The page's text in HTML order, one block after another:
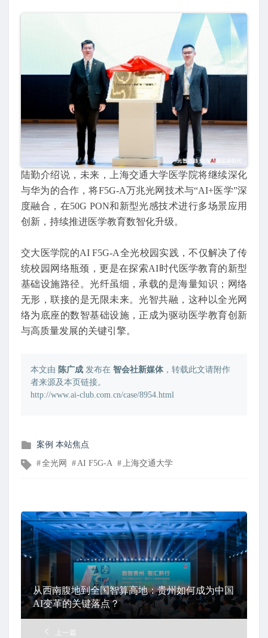
陆勤介绍说，未来，上海交通大学医学院将继续深化
与华为的合作，将F5G-A万兆光网技术与“AI+医学”深
度融合，在50G PON和新型光感技术进行多场景应用
创新，持续推进医学教育数智化升级。
交大医学院的AI F5G-A全光校园实践，不仅解决了传
统校园网络瓶颈，更是在探索AI时代医学教育的新型
基础设施路径。光纤虽细，承载的是海量知识；网络
无形，联接的是无限未来。光智共融，这种以全光网
络为底座的数智基础设施，正成为驱动医学教育创新
与高质量发展的关键引擎。
本文由 陈广成 发布在 智会社新媒体，转载此文请附作
者来源及本页链接。
http://www.ai-club.com.cn/case/8954.html
发
在
案例 本站焦点
文全光网 AI F5G-A 上海交通大学
从西南腹地到全国智算高地：贵州如何成为中国
AI变革的关键落点？
上一篇